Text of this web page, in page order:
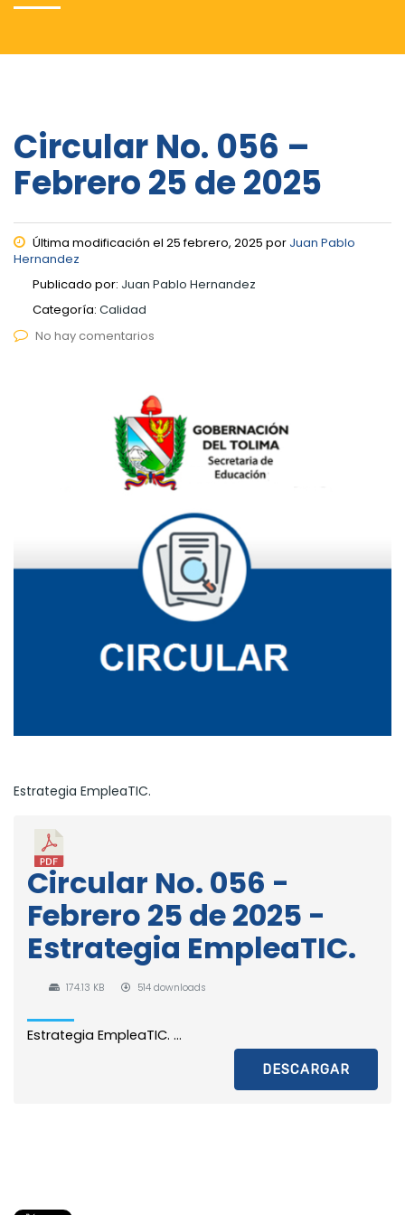
Circular No. 056 –
Febrero 25 de 2025
Última modificación el 25 febrero, 2025 por Juan Pablo
Hernandez
Publicado por: Juan Pablo Hernandez
Categoría: Calidad
No hay comentarios
Estrategia EmpleaTIC.
Circular No. 056 -
Febrero 25 de 2025 -
Estrategia EmpleaTIC.
174.13 KB 514 downloads
Estrategia EmpleaTIC. ...
DESCARGAR